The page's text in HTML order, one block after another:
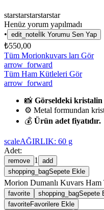
starstarstarstarstar
Henüz yorum yapılmadı
• edit_note İlk Yorumu Sen Yap
₺550,00
Tüm Morionkuvars ları Gör
arrow_forward
Tüm Ham Kütleleri Gör
arrow_forward
📸 Görseldeki
⚙️ Metal formundan
💰 Ürün adet fiyatıdır.
scaleAĞIRLIK: 60 g
Adet:
remove 1
add
shopping_bagSepete Ekle
Morion Dumanlı Kuvars Ham
favorite shopping_bagSepete
favoriteFavorilere Ekle